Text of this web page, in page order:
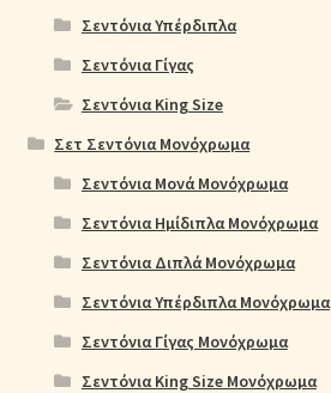
Σεντόνια Υπέρδιπλα
Σεντόνια Γίγας
Σεντόνια King Size
Σετ Σεντόνια Μονόχρωμα
Σεντόνια Μονά Μονόχρωμα
Σεντόνια Ημίδιπλα Μονόχρωμα
Σεντόνια Διπλά Μονόχρωμα
Σεντόνια Υπέρδιπλα Μονόχρωμα
Σεντόνια Γίγας Μονόχρωμα
Σεντόνια King Size Μονόχρωμα